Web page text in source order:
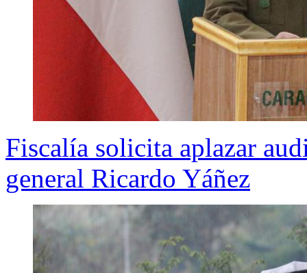
Fiscalía solicita aplazar
general Ricardo Yáñez